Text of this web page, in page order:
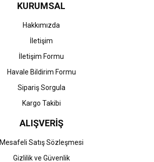
KURUMSAL
Hakkımızda
İletişim
İletişim Formu
Havale Bildirim Formu
Sipariş Sorgula
Kargo Takibi
ALIŞVERİŞ
Mesafeli Satış Sözleşmesi
Gizlilik ve Güvenlik